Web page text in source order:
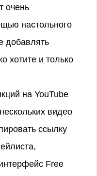
очень
настольного
добавлять
хотите и только
на YouTube
видео
ссылку
Free